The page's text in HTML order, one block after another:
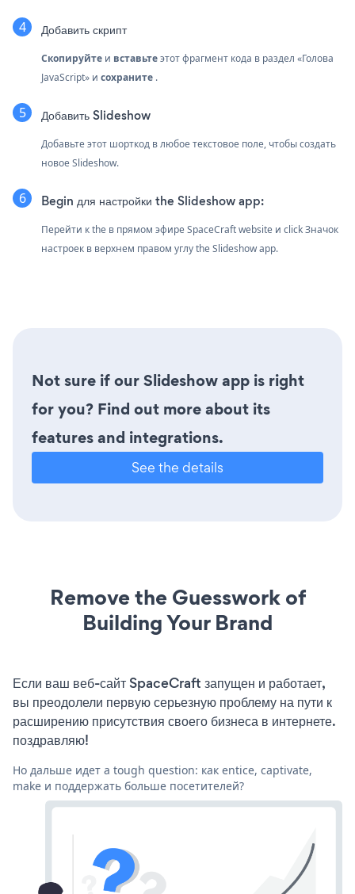
Добавить скрипт
Скопируйте и вставьтеэтот фрагмент кода в раздел «Голова
JavaScript» и сохраните .
Добавить Slideshow
Добавьте этот шорткод в любое текстовое поле, чтобы создать
новое Slideshow.
Begin для настройки the Slideshow app:
Перейти к the в прямом эфире SpaceCraft website и click Значок
настроек в верхнем правом углу the Slideshow app.
Not sure if our Slideshow app is right
for you? Find out more about its
features and integrations.
See the details
Remove the Guesswork of
Building Your Brand
Если ваш веб-сайт SpaceCraft запущен и работает,
вы преодолели первую серьезную проблему на пути к
расширению присутствия своего бизнеса в интернете.
поздравляю!
Но дальше идет a tough question: как entice, captivate,
make и поддержать больше посетителей?